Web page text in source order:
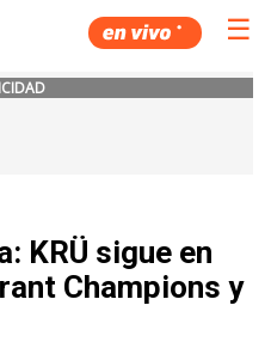
☰
KRÜ sigue en
Champions y